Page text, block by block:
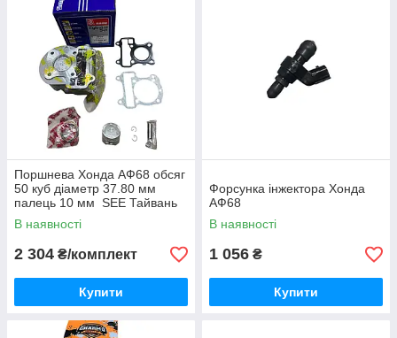
Поршнева Хонда АФ68 обсяг
50 куб діаметр 37.80 мм
палець 10 мм SEE Тайвань
В наявності
2 304 ₴/комплект
Купити
Форсунка інжектора Хонда
АФ68
В наявності
1 056 ₴
Купити